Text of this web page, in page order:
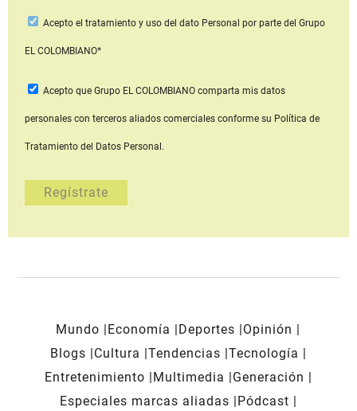
Acepto el tratamiento y uso del dato Personal por parte del Grupo
EL COLOMBIANO*
Acepto que Grupo EL COLOMBIANOcomparta mis datos
personales con terceros aliados comerciales conforme su Política de
Tratamiento del Datos Personal.
Mundo Economía Deportes
Opinión
Blogs
Cultura Tendencias Tecnología
Entretenimiento
Multimedia
Generación
Especiales marcas aliadas
Pódcast